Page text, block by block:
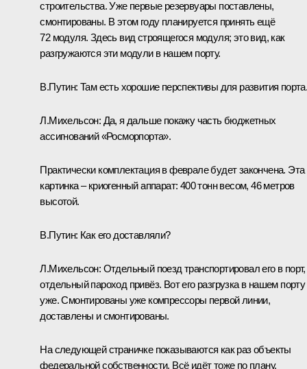
строительства. Уже первые резервуары поставлены,
смонтированы. В этом году планируется принять ещё
72 модуля. Здесь вид строящегося модуля; это вид, как
разгружаются эти модули в нашем порту.
В.Путин: Там есть хорошие перспективы для развития
Л.Михельсон: Да, я дальше покажу часть бюджетных
ассигнований «Росморпорта».
Практически комплектация в феврале будет закончена. Эта
картинка – криогенный аппарат: 400 тонн весом, 46 метров
высотой.
В.Путин: Как его доставляли?
Л.Михельсон: Отдельный поезд транспортировал его в порт,
отдельный пароход привёз. Вот его разгрузка в нашем порту
уже. Смонтированы уже компрессоры первой линии,
доставлены и смонтированы.
На следующей страничке показываются как раз объекты
федеральной собственности. Всё идёт тоже по плану,